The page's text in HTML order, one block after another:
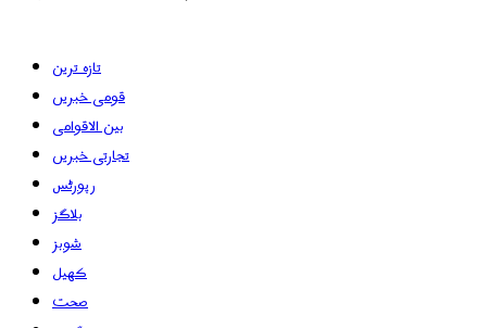
تازہ ترین
قومی خبریں
بین الاقوامی
تجارتی خبریں
رپورٹس
بلاگز
شوبز
کھیل
صحت